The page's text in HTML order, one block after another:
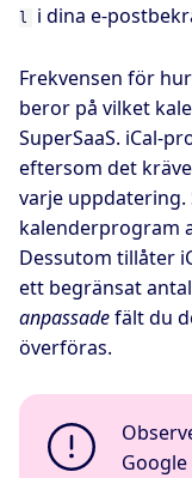
l
i dina e-
Frekvensen för
beror på vilket
SuperSaaS. iCal-
eftersom det
varje uppdatering.
kalenderprogram
Dessutom tillåter
ett begränsat
anpassadefält du
överföras.